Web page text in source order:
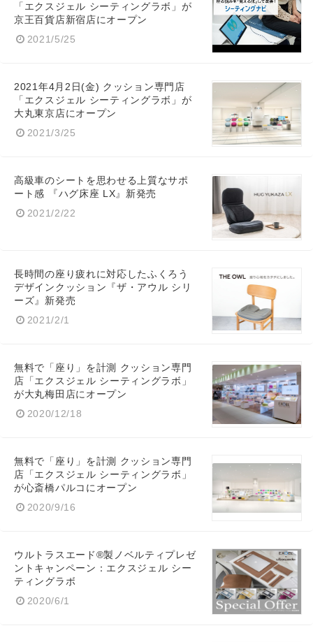
「エクスジェル シーティングラボ」が
京王百貨店新宿店にオープン
2021/5/25
2021年4月2日(金) クッション専門店
「エクスジェル シーティングラボ」が
大丸東京店にオープン
2021/3/25
高級車のシートを思わせる上質なサポ
ート感 『ハグ床座 LX』新発売
2021/2/22
長時間の座り疲れに対応したふくろう
デザインクッション『ザ・アウル シリ
ーズ』新発売
2021/2/1
無料で「座り」を計測 クッション専門
店「エクスジェル シーティングラボ」
が大丸梅田店にオープン
2020/12/18
無料で「座り」を計測 クッション専門
店「エクスジェル シーティングラボ」
が心斎橋パルコにオープン
2020/9/16
ウルトラスエード®︎製ノベルティプレゼ
ントキャンペーン：エクスジェル シー
ティングラボ
2020/6/1